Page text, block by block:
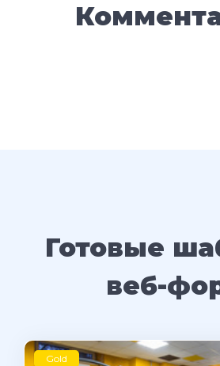
Готовые
веб-
Gold